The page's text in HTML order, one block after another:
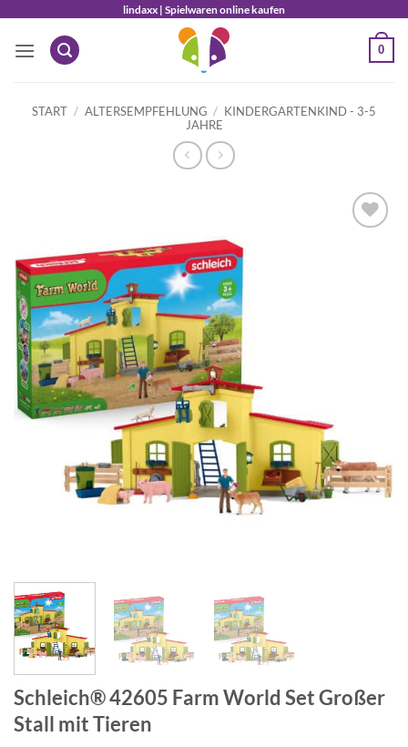
springen
lindaxx | Spielwaren online kaufen
0
START / ALTERSEMPFEHLUNG / KINDERGARTENKIND - 3-5
JAHRE
Schleich® 42605 Farm World Set Großer
Stall mit Tieren